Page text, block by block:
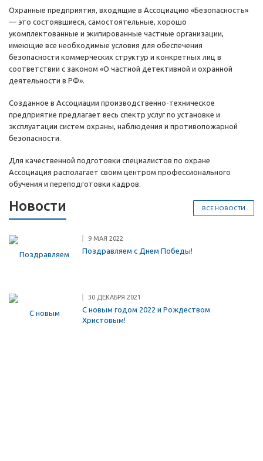
Охранные предприятия, входящие в Ассоциацию «Безопасность»
— это состоявшиеся, самостоятельные, хорошо
укомплектованные и экипированные частные организации,
имеющие все необходимые условия для обеспечения
безопасности коммерческих структур и конкретных лиц в
соответствии с законом «О частной детективной и охранной
деятельности в РФ».
Созданное в Ассоциации производственно-техническое
предприятие предлагает весь спектр услуг по установке и
эксплуатации систем охраны, наблюдения и противопожарной
безопасности.
Для качественной подготовки специалистов по охране
Ассоциация располагает своим центром профессионального
обучения и переподготовки кадров.
ВСЕ НОВОСТИ
Новости
9 МАЯ 2022
Поздравляем с Днем Победы!
30 ДЕКАБРЯ 2021
С новым годом 2022 и Рождеством
Христовым!